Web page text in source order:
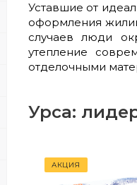
Уставшие от
оформления
случаев люди
утепление
отделочными
Урса:
АКЦИЯ